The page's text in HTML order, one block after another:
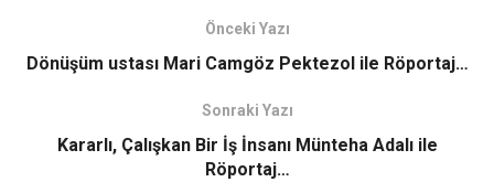
o
k
d
n
Önceki Yazı
Dönüşüm ustası Mari Camgöz Pektezol ile Röportaj…
Sonraki Yazı
Kararlı, Çalışkan Bir İş İnsanı Münteha Adalı ile
Röportaj…